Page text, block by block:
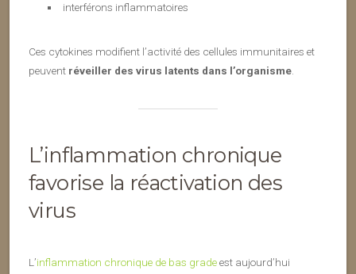
interférons inflammatoires
Ces cytokines modifient l’activité des cellules immunitaires et
peuvent réveiller des virus latents dans l’organisme
L’inflammation chronique
favorise la réactivation des
virus
L’inflammation chronique de bas gradeest aujourd’hui